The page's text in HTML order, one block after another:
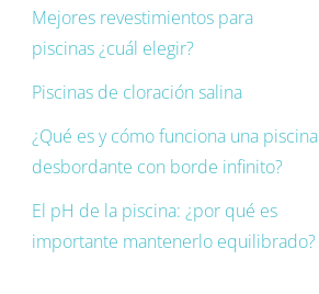
Mejores revestimientos para
piscinas ¿cuál elegir?
Piscinas de cloración salina
¿Qué es y cómo funciona una piscina
desbordante con borde infinito?
El pH de la piscina: ¿por qué es
importante mantenerlo equilibrado?